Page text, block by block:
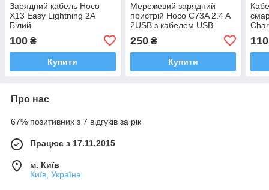
Зарядний кабель Hoco
X13 Easy Lightning 2A
Білий
100 ₴
Купити
Мережевий зарядний
пристрій Hoco C73A 2.4 A
2USB з кабелем USB
250₴
Купити
110
Про нас
67% позитивних з 7 відгуків за рік
Працює з 17.11.2015
м. Київ
Київ, Україна